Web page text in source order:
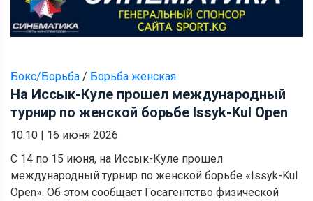
Бокс/Борьба / Борьба женская
На Иссык-Куле прошел международный
турнир по женской борьбе Issyk-Kul Open
10:10 | 16 июня 2026
С 14 по 15 июня, на Иссык-Куле прошел
международный турнир по женской борьбе «Issyk-Kul
Open». Об этом сообщает Госагентство физической